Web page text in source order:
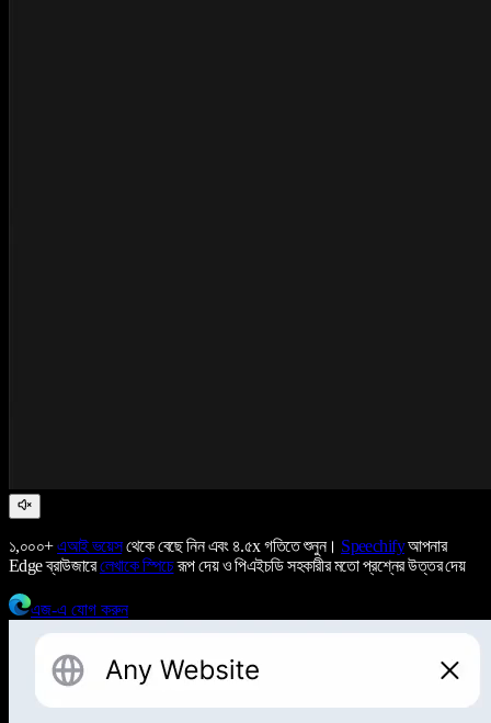
১,০০০+এআই ভয়েসথেকে বেছে নিন এবং ৪.৫x গতিতে শুনুন। Speechifyআপনার
Edge ব্রাউজারেলেখাকে স্পিচেরূপ দেয় ও পিএইচডি সহকারীর মতো প্রশ্নের উত্তর দেয়
এজ-এ যোগ করুন